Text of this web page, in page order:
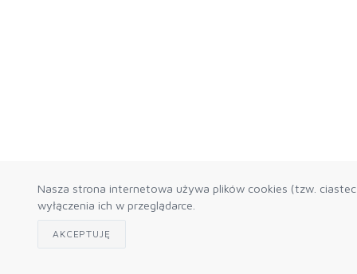
Nasza strona internetowa używa plików cookies (tzw.
wyłączenia ich w przeglądarce.
AKCEPTUJĘ